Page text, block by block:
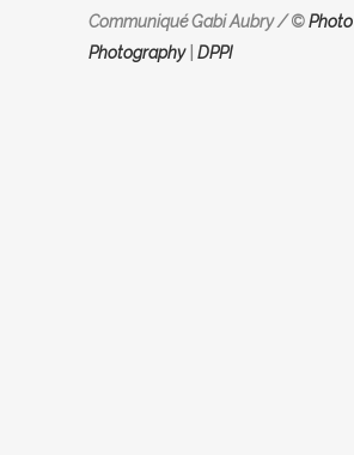
Communiqué Gabi Aubry / ©Photo
Photography| DPPI